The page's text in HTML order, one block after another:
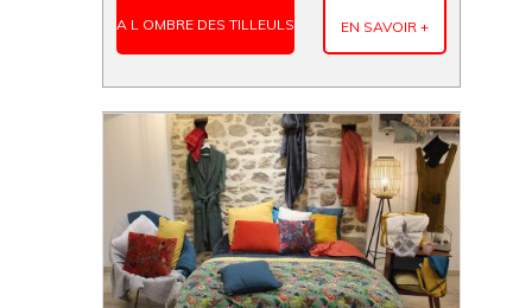
A L OMBRE DES TILLEULS EN SAVOIR +